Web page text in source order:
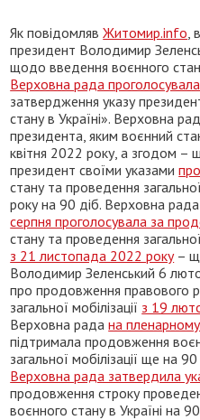
Як повідомлявЖитомир.info ,
президент Володимир
щодо введення воєнного
Верховна рада проголосувала
затвердження указу
стану в Україні». Верховна
президента, яким воєнний
квітня 2022 року, а згодом –
президент своїми указами
стану та проведення
року на 90 діб. Верховна
серпня проголосувала за
стану та проведення загальної
з 21 листопада 2022 року–
Володимир Зеленський 6
про продовження правового
загальної мобілізації з 19
Верховна радана
підтримала продовження
загальної мобілізації ще на 90
Верховна рада затвердила
продовження строку
воєнного стану в Україні на